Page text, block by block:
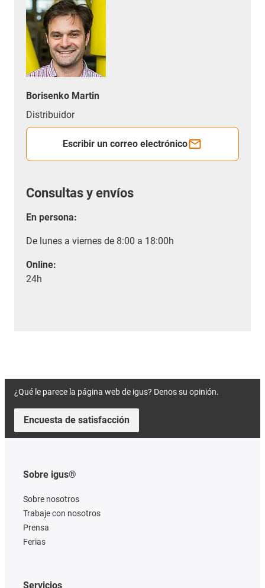
Borisenko Martin
Distribuidor
Escribir un correo electrónico
Consultas y envíos
En persona:
De lunes a viernes de 8:00 a 18:00h
Online:
24h
¿Qué le parece la página web de igus? Denos su opinión.
Encuesta de satisfacción
Sobre igus®
Sobre nosotros
Trabaje con nosotros
Prensa
Ferias
Servicios